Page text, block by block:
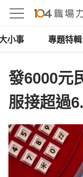
小事 專題特輯
發6000元
服接超過